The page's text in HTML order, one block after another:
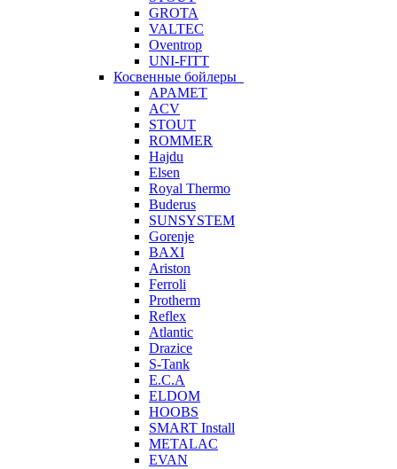
GROTA
VALTEC
Oventrop
UNI-FITT
Косвенные бойлеры
APAMET
ACV
STOUT
ROMMER
Hajdu
Elsen
Royal Thermo
Buderus
SUNSYSTEM
Gorenje
BAXI
Ariston
Ferroli
Protherm
Reflex
Atlantic
Drazice
S-Tank
E.C.A
ELDOM
HOOBS
SMART Install
METALAC
EVAN